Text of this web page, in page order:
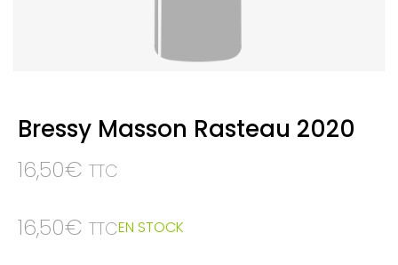
Bressy Masson Rasteau 2020
16,50€ TTC
16,50€ TTCEN STOCK